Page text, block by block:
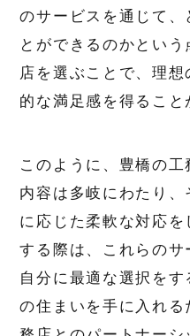
のサービスを通じて
とができるのかとい
店を選ぶことで、理
的な満足感を得ること
このように、豊橋の
内容は多岐にわたり
に応じた柔軟な対応
する際は、これらのサ
自分に最適な選択を
の住まいを手に入れ